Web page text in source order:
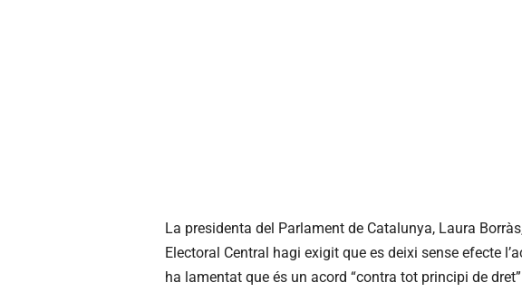
La presidenta del Parlament de Catalunya, Laura
Electoral Central hagi exigit que es deixi sense efecte
ha lamentat que és un acord “contra tot principi de